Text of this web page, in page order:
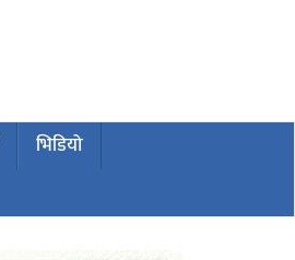
भिडियो